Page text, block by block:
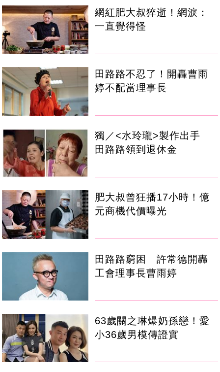
網紅肥大叔猝逝！網淚：
一直覺得怪
田路路不忍了！開轟曹雨
婷不配當理事長
獨／<水玲瓏>製作出手
田路路領到退休金
肥大叔曾狂播17小時！億
元商機代價曝光
田路路窮困 許常德開轟
工會理事長曹雨婷
63歲關之琳爆奶孫戀！愛
小36歲男模傳證實